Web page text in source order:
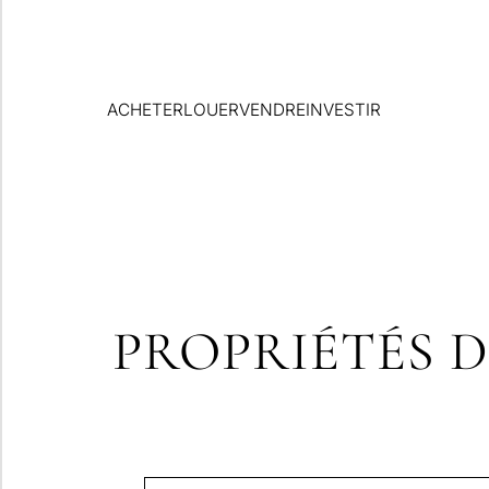
ACHETERLOUERVENDREINVESTIR
PROPRIÉTÉS